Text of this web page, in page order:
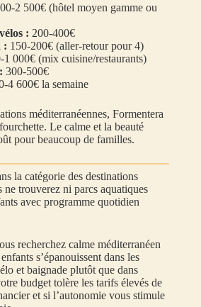
2 500€ (hôtel moyen gamme ou
: 200-400€
: 150-200€ (aller-retour pour 4)
1 000€ (mix cuisine/restaurants)
300-500€
4 600€ la semaine
méditerranéennes, Formentera
Le calme et la beauté
pour beaucoup de familles.
la catégorie des destinations
trouverez ni parcs aquatiques
avec programme quotidien
recherchez calme méditerranéen
s’épanouissent dans les
et baignade plutôt que dans
budget tolère les tarifs élevés de
et si l’autonomie vous stimule